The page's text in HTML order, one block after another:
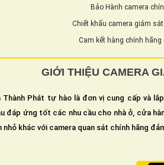
Bảo Hành camera
Chiết khấu camera giám
Cam kết hàng chính
GIỚI THIỆU CAMERA
Thành Phát tự hào là đơn vị cung cấp và
đáp ứng tốt các nhu cầu cho nhà ở, cửa
nhỏ khác với camera quan sát chính hãng